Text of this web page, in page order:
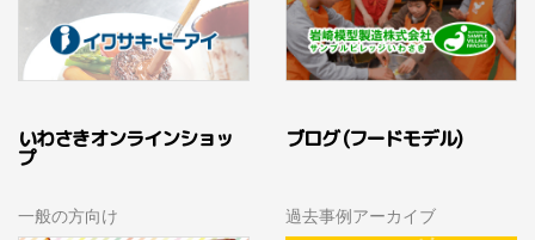
いわさきオンラインショッ
プ
一般の方向け
ブログ (フードモデル)
過去事例アーカイブ